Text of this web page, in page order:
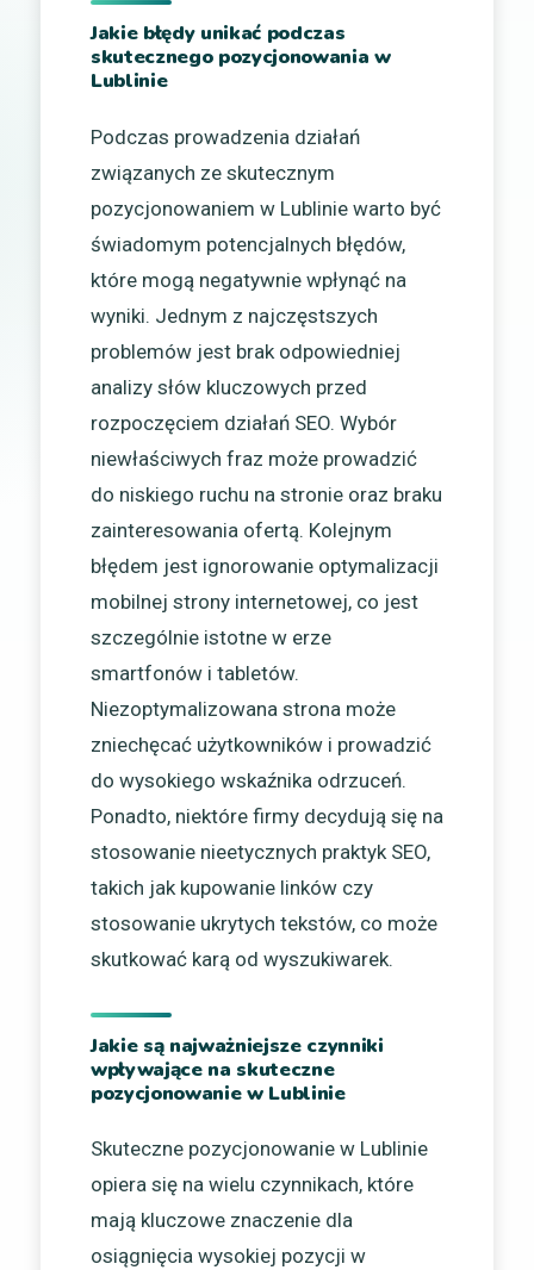
Jakie błędy unikać podczas
skutecznego pozycjonowania w
Lublinie
Podczas prowadzenia działań
związanych ze skutecznym
pozycjonowaniem w Lublinie warto być
świadomym potencjalnych błędów,
które mogą negatywnie wpłynąć na
wyniki. Jednym z najczęstszych
problemów jest brak odpowiedniej
analizy słów kluczowych przed
rozpoczęciem działań SEO. Wybór
niewłaściwych fraz może prowadzić
do niskiego ruchu na stronie oraz braku
zainteresowania ofertą. Kolejnym
błędem jest ignorowanie optymalizacji
mobilnej strony internetowej, co jest
szczególnie istotne w erze
smartfonów i tabletów.
Niezoptymalizowana strona może
zniechęcać użytkowników i prowadzić
do wysokiego wskaźnika odrzuceń.
Ponadto, niektóre firmy decydują się na
stosowanie nieetycznych praktyk SEO,
takich jak kupowanie linków czy
stosowanie ukrytych tekstów, co może
skutkować karą od wyszukiwarek.
Jakie są najważniejsze czynniki
wpływające na skuteczne
pozycjonowanie w Lublinie
Skuteczne pozycjonowanie w Lublinie
opiera się na wielu czynnikach, które
mają kluczowe znaczenie dla
osiągnięcia wysokiej pozycji w